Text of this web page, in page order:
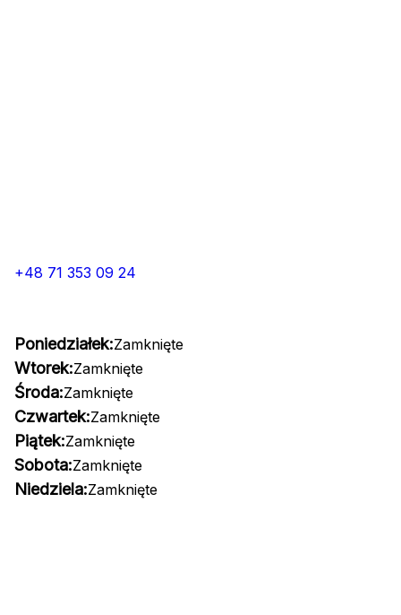
+48 71 353 09 24
Poniedziałek:Zamknięte
Wtorek:Zamknięte
Środa:Zamknięte
Czwartek:Zamknięte
Piątek:Zamknięte
Sobota:Zamknięte
Niedziela:Zamknięte